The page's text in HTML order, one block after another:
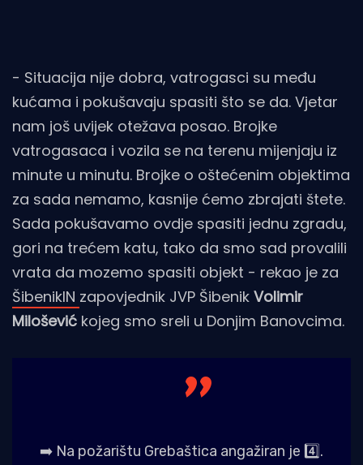
- Situacija nije dobra, vatrogasci su među
kućama i pokušavaju spasiti što se da. Vjetar
nam još uvijek otežava posao. Brojke
vatrogasaca i vozila se na terenu mijenjaju iz
minute u minutu. Brojke o oštećenim objektima
za sada nemamo, kasnije ćemo zbrajati štete.
Sada pokušavamo ovdje spasiti jednu zgradu,
gori na trećem katu, tako da smo sad provalili
vrata da mozemo spasiti objekt - rekao je za
ŠibenikIN zapovjednik JVP Šibenik Volimir
Milošević kojeg smo sreli u Donjim Banovcima.
➡️ Na požarištu Grebaštica angažiran je 4️⃣.